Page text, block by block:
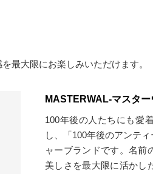
最大限にお楽しみいただけます。
MASTERWAL-マスター
100年後の人たちにも愛
し、「100年後のアンテ
ャーブランドです。名前
美しさを最大限に活かし